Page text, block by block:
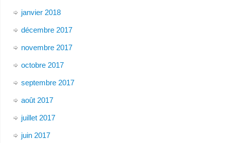
janvier 2018
décembre 2017
novembre 2017
octobre 2017
septembre 2017
août 2017
juillet 2017
juin 2017